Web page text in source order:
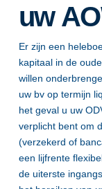
uw
Er zijn een
kapitaal in de
willen
uw bv op termijn
het geval u uw
verplicht bent om
(verzekerd of
een lijfrente
de uiterste